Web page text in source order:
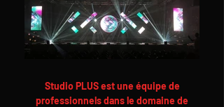
Studio PLUS est une équipe de
professionnels dans le domaine de